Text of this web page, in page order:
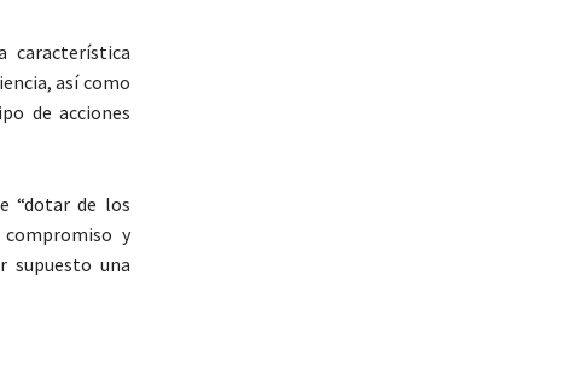
característica
así como
de acciones
“dotar de los
y
supuesto una